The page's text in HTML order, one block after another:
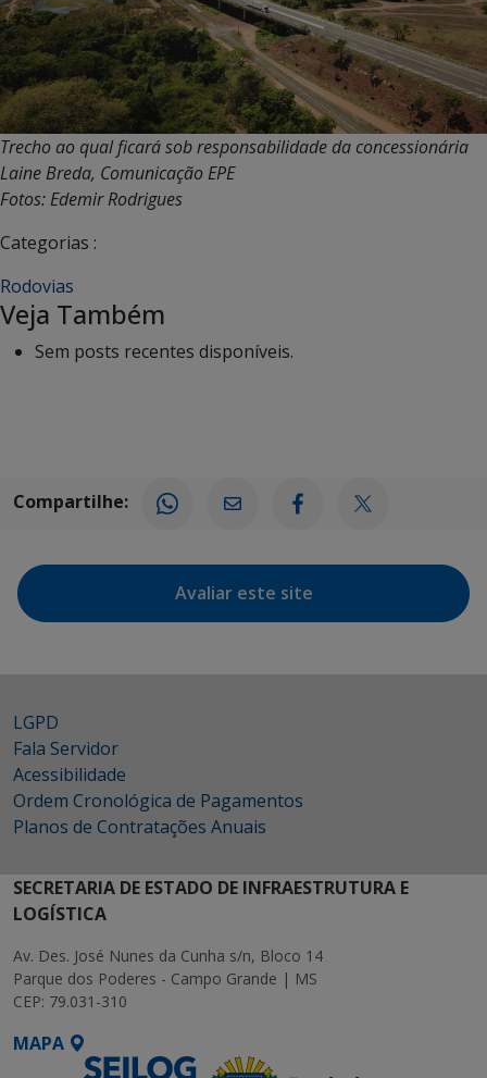
Trecho ao qual ficará sob responsabilidade da concessionária
Laine Breda, Comunicação EPE
Fotos: Edemir Rodrigues
Categorias :
Rodovias
Veja Também
Sem posts recentes disponíveis.
Compartilhe:
Avaliar este site
LGPD
Fala Servidor
Acessibilidade
Ordem Cronológica de Pagamentos
Planos de Contratações Anuais
SECRETARIA DE ESTADO DE INFRAESTRUTURA E
LOGÍSTICA
Av. Des. José Nunes da Cunha s/n, Bloco 14
Parque dos Poderes - Campo Grande | MS
CEP: 79.031-310
MAPA